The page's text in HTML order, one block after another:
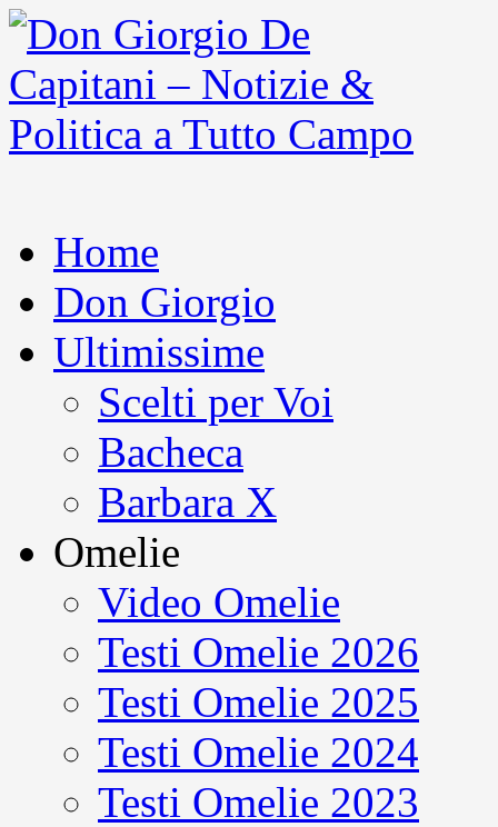
Home
Don Giorgio
Ultimissime
Scelti per Voi
Bacheca
Barbara X
Omelie
Video Omelie
Testi Omelie 2026
Testi Omelie 2025
Testi Omelie 2024
Testi Omelie 2023